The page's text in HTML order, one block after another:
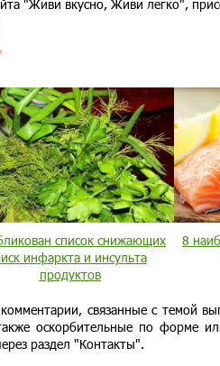
"Живи вкусно, Живи легко",
список снижающих
инфаркта и инсульта
продуктов
8
комментарии, связанные с темой
оскорбительные по форме
раздел "Контакты".